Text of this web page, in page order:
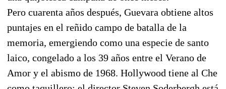
Pero cuarenta años después, Guevara obtiene altos
puntajes en el reñido campo de batalla de la
memoria, emergiendo como una especie de santo
laico, congelado a los 39 años entre el Verano de
Amor y el abismo de 1968. Hollywood tiene al Che